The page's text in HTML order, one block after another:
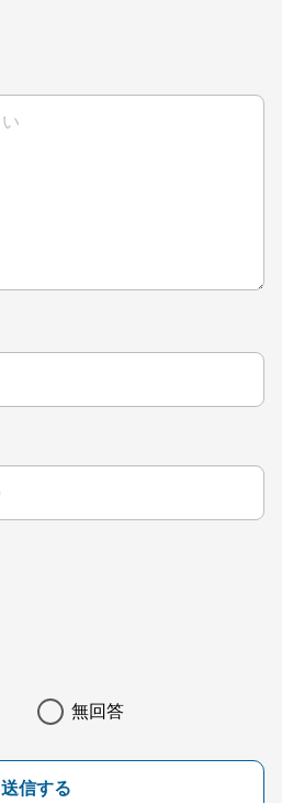
無回答
送信する